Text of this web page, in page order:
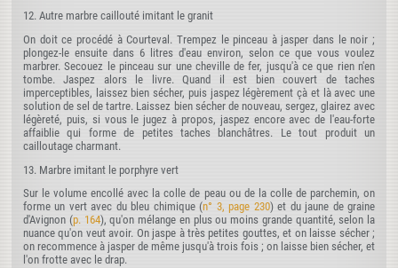
12. Autre marbre caillouté imitant le granit
On doit ce procédé à Courteval. Trempez le pinceau à jasper dans le noir ;
plongez-le ensuite dans 6 litres d'eau environ, selon ce que vous voulez
marbrer. Secouez le pinceau sur une cheville de fer, jusqu'à ce que rien n'en
tombe. Jaspez alors le livre. Quand il est bien couvert de taches
imperceptibles, laissez bien sécher, puis jaspez légèrement çà et là avec une
solution de sel de tartre. Laissez bien sécher de nouveau, sergez, glairez avec
légèreté, puis, si vous le jugez à propos, jaspez encore avec de l'eau-forte
affaiblie qui forme de petites taches blanchâtres. Le tout produit un
cailloutage charmant.
13. Marbre imitant le porphyre vert
Sur le volume encollé avec la colle de peau ou de la colle de parchemin, on
forme un vert avec du bleu chimique (n° 3, page 230) et du jaune de graine
d'Avignon (p. 164), qu'on mélange en plus ou moins grande quantité, selon la
nuance qu'on veut avoir. On jaspe à très petites gouttes, et on laisse sécher ;
on recommence à jasper de même jusqu'à trois fois ; on laisse bien sécher, et
l'on frotte avec le drap.